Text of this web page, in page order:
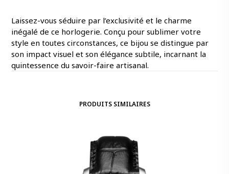
Laissez-vous séduire par l’exclusivité et le charme
inégalé de ce horlogerie. Conçu pour sublimer votre
style en toutes circonstances, ce bijou se distingue par
son impact visuel et son élégance subtile, incarnant la
quintessence du savoir-faire artisanal.
PRODUITS SIMILAIRES